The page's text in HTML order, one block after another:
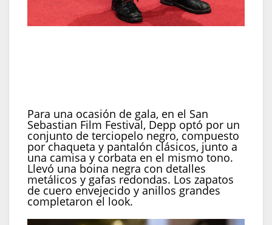
Para una ocasión de gala, en el San
Sebastian Film Festival, Depp optó por un
conjunto de terciopelo negro, compuesto
por chaqueta y pantalón clásicos, junto a
una camisa y corbata en el mismo tono.
Llevó una boina negra con detalles
metálicos y gafas redondas. Los zapatos
de cuero envejecido y anillos grandes
completaron el look.